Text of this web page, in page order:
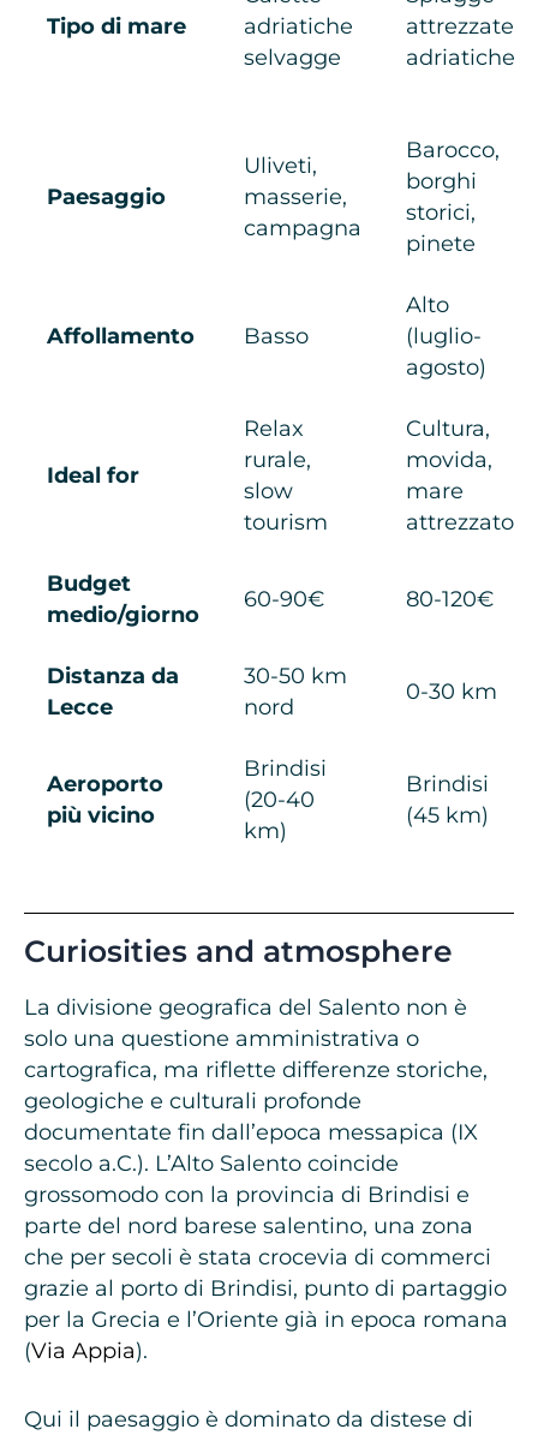
Tipo di mare
adriatiche
selvagge
attrezzate
adriatiche
Paesaggio
Uliveti,
masserie,
campagna
Barocco,
borghi
storici,
pinete
Affollamento Basso
Alto
(luglio-
agosto)
Ideal for
Relax
rurale,
slow
tourism
Cultura,
movida,
mare
attrezzato
Budget
medio/giorno
60-90€ 80-120€
Distanza da
Lecce
30-50 km
nord
0-30 km
Aeroporto
più vicino
Brindisi
(20-40
km)
Brindisi
(45 km)
Curiosities and atmosphere
La divisione geografica del Salento non è
solo una questione amministrativa o
cartografica, ma riflette differenze storiche,
geologiche e culturali profonde
documentate fin dall’epoca messapica (IX
secolo a.C.). L’Alto Salento coincide
grossomodo con la provincia di Brindisi e
parte del nord barese salentino, una zona
che per secoli è stata crocevia di commerci
grazie al porto di Brindisi, punto di partaggio
per la Grecia e l’Oriente già in epoca romana
(Via Appia).
Qui il paesaggio è dominato da distese di